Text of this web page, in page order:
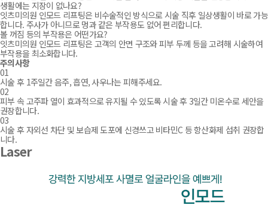
생활에는 지장이 없나요?
잇츠미의원 인모드 리프팅은 비수술적인 방식으로 시술 직후 일상생활이 바로 가능
합니다. 주사가 아니므로 멍과 같은 부작용도 없어 편리합니다.
볼 꺼짐 등의 부작용은 어떤가요?
잇츠미의원 인모드 리프팅은 고객의 안면 구조와 피부 두께 등을 고려해 시술하여
부작용을 최소화합니다.
주의사항토글
01
시술 후 1주일간 음주, 흡연, 사우나는 피해주세요.
02
피부 속 고주파 열이 효과적으로 유지될 수 있도록 시술 후 3일간 미온수로 세안을
권장합니다.
03
시술 후 자외선 차단 및 보습제 도포에 신경쓰고 비타민C 등 항산화제 섭취 권장합
니다.
Laser